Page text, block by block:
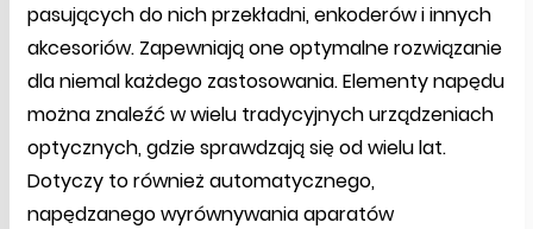
pasujących do nich przekładni, enkoderów i innych
akcesoriów. Zapewniają one optymalne rozwiązanie
dla niemal każdego zastosowania. Elementy napędu
można znaleźć w wielu tradycyjnych urządzeniach
optycznych, gdzie sprawdzają się od wielu lat.
Dotyczy to również automatycznego,
napędzanego wyrównywania aparatów